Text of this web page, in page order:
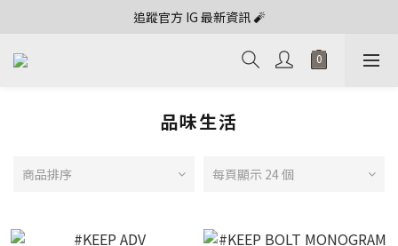
追蹤官方 IG 最新資訊 🧨
品味生活
商品排序 每頁顯示 24 個